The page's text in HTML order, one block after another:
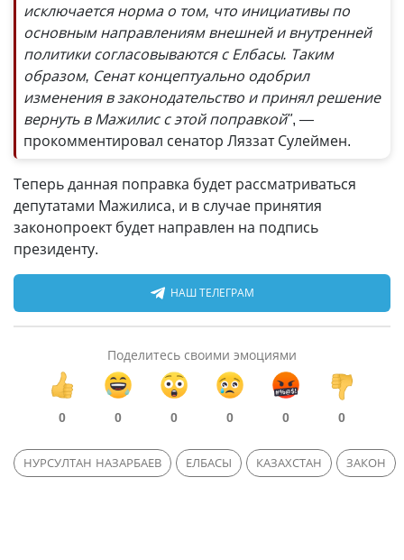
исключается норма о том, что инициативы по
основным направлениям внешней и внутренней
политики согласовываются с Елбасы. Таким
образом, Сенат концептуально одобрил
изменения в законодательство и принял решение
вернуть в Мажилис с этой поправкой", —
прокомментировал сенатор Ляззат Сулеймен.
Теперь данная поправка будет рассматриваться
депутатами Мажилиса, и в случае принятия
законопроект будет направлен на подпись
президенту.
НАШ ТЕЛЕГРАМ
Поделитесь своими эмоциями
0 0 0 0 0 0
НУРСУЛТАН НАЗАРБАЕВ ЕЛБАСЫ КАЗАХСТАН ЗАКОН